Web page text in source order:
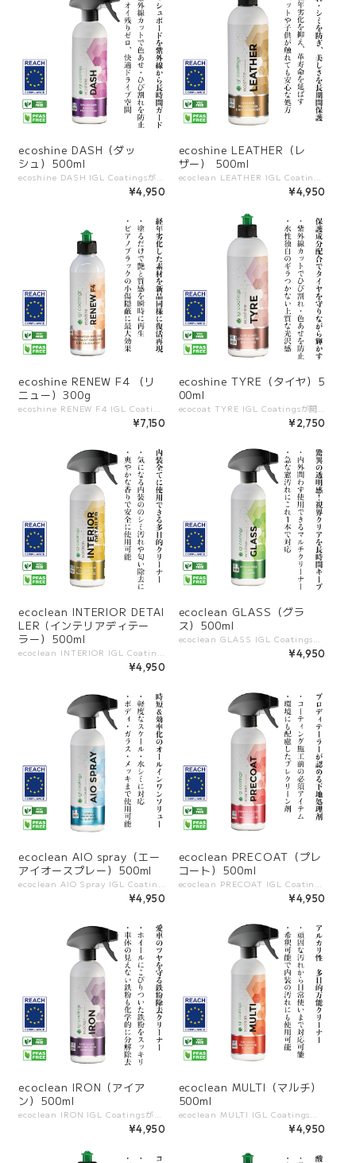
ecoshine DASH（ダッ
シュ）500ml
ecoshine DASH IGL Coatingsが開発した、ダッシュボード専用クリーナー＆プロテクター。 ホコリや皮脂汚れを除去しながら、UV保護と防汚効果を与え、自然なマット仕上げで車内を美しく保ちます。 施工後はベタつきがなく、ホコリも付きにくい快適な状態を維持します。 ――――――――――― 【特長】 ・ダッシュボード専用に設計された安心処方 ・ホコリや皮脂汚れを効果的に除去 ・UV保護で色褪せや劣化を防止 ・防汚・防塵効果でホコリが付きにくい ・自然なマット仕上げでベタつかない ・PFASフリー、VOCフリーで環境にやさしい ――――――――――― 【他製品との違い】 ・一般的なインテリアクリーナーよりUVカット性能が高い ・ホコリ再付着を抑制するアンチダスト機能 ・テカリを残さないナチュラル仕上げ ・日常のメンテナンスからプロ施工まで幅広く使用可能 ――――――――――― 【使用シーン】 ・ダッシュボードの定期クリーニング ・日焼けや劣化防止ケア ・ホコリを抑えて快適な車内を維持 ・インテリアの仕上げ保護 ――――――――――― 【容量展開】 500ml
¥4,950
ecoshine LEATHER（レ
ザー） 500ml
ecoclean LEATHER IGL Coatingsが開発した、レザー専用クリーナー＆プロテクター。 革シートやレザーパーツに付着した汚れや皮脂をやさしく除去し、柔軟性と自然な質感を維持します。 施工後はしっとりとした手触りとマットな仕上がりで、上質な車内空間を保ちます。 ――――――――――― 【特長】 ・レザー専用に設計された安心処方 ・皮脂や日常汚れをすっきり除去 ・革の柔軟性を維持し、ひび割れや劣化を防止 ・自然なマット仕上げでテカリを残さない ・PFASフリー、VOCフリーで環境にやさしい ――――――――――― 【他製品との違い】 ・一般的なクリーナーよりレザー保護性能に優れる ・革の質感を損なわず、しっとりとした仕上がり ・UV保護効果で色褪せや劣化を軽減 ・日常メンテナンスからプロ施工まで幅広く対応 ――――――――――― 【使用シーン】 ・レザーシートの定期メンテナンス ・ステアリングやドアトリムの汚れ除去 ・革製品の劣化防止ケア ・車内の高級感を長期間維持 ――――――――――― 【容量展開】 500ml
¥4,950
ecoshine RENEW F4 （リ
ニュー）300g
¥7,150
ecoshine TYRE（タイヤ）5
00ml
¥2,750
ecoclean INTERIOR DETAI
LER (インテリアディテー
ラー）500ml
ecoclean INTERIOR IGL Coatingsが開発した、車内専用のインテリアクリーナー。 ダッシュボードやドアパネル、プラスチック、ビニール、布素材など幅広い内装パーツに使用でき、皮脂汚れやホコリを安全に除去します。 自然なマット仕上げでベタつきを残さず、快適な車内空間を保ちます。 ――――――――――― 【特長】 ・車内専用に設計された安心処方 ・ダッシュボード、ドアパネル、樹脂、布素材に対応 ・皮脂汚れやホコリをすっきり除去 ・マットな仕上がりで自然な質感をキープ ・PFASフリー、VOCフリーで環境にも配慮 ――――――――――― 【他製品との違い】 ・内装専用処方で素材へのダメージが少ない ・ベタつきやテカリを残さず、ナチュラルな仕上がり ・消臭効果で車内を清潔・快適に保つ ・刺激臭を抑えた快適な使用感 ――――――――――― 【使用シーン】 ・ダッシュボードや内装樹脂のクリーニング ・ドアパネルやステアリングの皮脂汚れ除去 ・布シートの軽い汚れやホコリ除去 ・定期的な車内メンテナンスに ――――――――――― 【容量展開】 500ml
¥4,950
ecoclean GLASS（グラ
ス）500ml
ecoclean GLASS IGL Coatingsが開発した、高性能ガラスクリーナー。 油膜・指紋・ホコリ・汚れを素早く除去し、透明感のあるクリアな視界を実現します。 拭き筋が残らない処方で、日常的なメンテナンスにも最適です。 ――――――――――― 【特長】 ・ガラス表面の油膜や汚れを素早く除去 ・拭き筋が残らず、透明感ある仕上がり ・速乾性に優れ、作業効率を高める ・アンモニア不使用で安全かつ環境に配慮 ・PFASフリー、VOCフリー ――――――――――― 【他製品との違い】 ・従来のガラスクリーナーより拭き跡が残りにくい ・環境にやさしい成分でありながら強力な洗浄力 ・内装ガラスにも安心して使用可能 ・施工後すぐに効果を実感できる即効性 ――――――――――― 【使用シーン】 ・フロントガラスやサイドガラスのクリーニング ・室内ガラスの油膜や指紋除去 ・ミラーや透明パーツのメンテナンス ・日常の視界確保・安全性向上 ――――――――――― 【容量展開】 500ml
¥4,950
ecoclean AIO spray（エー
アイオースプレー）500ml
¥4,950
ecoclean PRECOAT（プレ
コート）500ml
¥4,950
ecoclean IRON（アイア
ン）500ml
ecoclean IRON IGL Coatingsが開発した、強力かつ安全な鉄粉除去クリーナー。 ブレーキダストや大気中の鉄粉を化学的に分解し、塗装面・ホイール・ガラスなどから効率よく除去します。 反応時には紫色に変化し、効果を目で確認できるため、確実な作業が可能です。 ――――――――――― 【特長】 ・化学反応により鉄粉を強力に分解 ・塗装面、ホイール、ガラスにも使用可能 ・pH中性で安心して使用できる処方 ・PFASフリー、VOCフリーで環境にやさしい ――――――――――― 【他製品との違い】 ・強力な反応性と中性処方を両立し、表面にダメージを与えにくい ・紫色に変化することで、作業進行や効果を目視確認できる ・嫌な刺激臭を大幅に低減し、施工者の負担を軽減 ・コーティング前の下地処理に最適で、仕上がりのクオリティを高める ――――――――――― 【使用シーン】 ・ホイールに付着したブレーキダストの除去 ・塗装面に付着した鉄粉の除去 ・ガラス表面のクリーニング ・コーティング施工前の下地処理 ――――――――――― 【容量展開】 500ml
¥4,950
ecoclean MULTI（マルチ）
500ml
ecoclean MULTI IGL Coatingsが開発した、多目的クリーナー。 内装・外装を問わず幅広く使用でき、油汚れ・ホコリ・日常的な汚れを効率よく除去します。 強力な洗浄力を持ちながら、素材にやさしい処方で安心して使える万能タイプです。 ――――――――――― 【特長】 ・1本で内装・外装に使用できる多目的クリーナー ・布、プラスチック、ビニール、塗装面など幅広い素材に対応 ・優れた洗浄力で油汚れやホコリを素早く除去 ・PFASフリー、VOCフリー。施工者にも環境にもやさしい ――――――――――― 【他製品との違い】 ・強力な洗浄力と素材への優しさを両立 ・内装、外装どちらにも使えるためコスト削減にもつながる ・刺激臭を抑えた快適な使用感 ・希釈して使うことで、軽度〜重度の汚れまで幅広く対応 ――――――――――― 【使用シーン】 ・車内のダッシュボード、ドアパネル、シートのクリーニング ・外装の軽い汚れや油分の除去 ・日常メンテナンス用の万能クリーナーとして ・業務用の簡易清掃ツールとして ――――――――――― 【容量展開】 500ml
¥4,950